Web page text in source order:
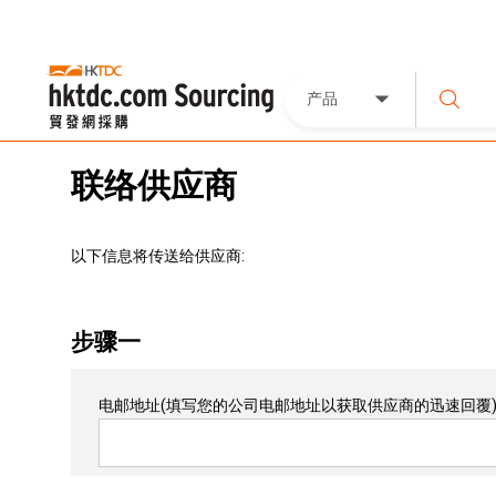
产品
联络供应商
以下信息将传送给供应商:
步骤一
电邮地址(填写您的公司电邮地址以获取供应商的迅速回覆)